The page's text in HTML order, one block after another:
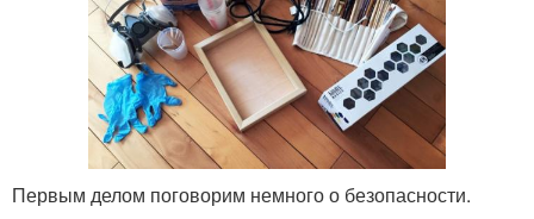
Первым делом поговорим немного о безопасности.